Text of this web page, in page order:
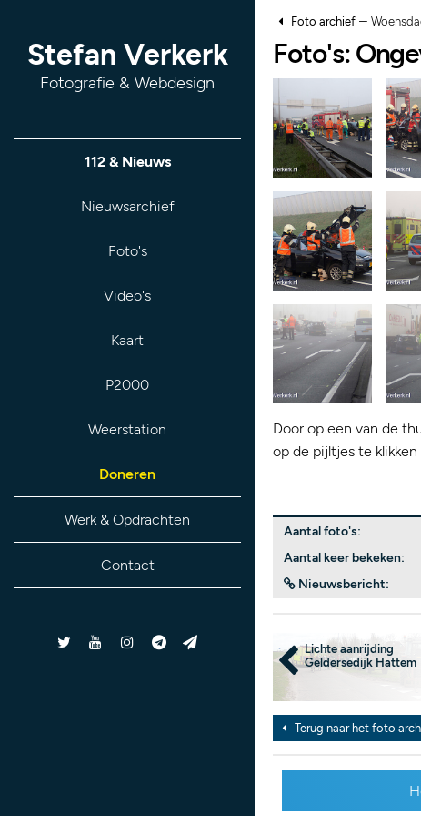
Stefan Verkerk
Fotografie & Webdesign
112 & Nieuws
Nieuwsarchief
Foto's
Video's
Kaart
P2000
Weerstation
Doneren
Werk & Opdrachten
Contact
Foto archief–
Foto's:
Door op een van de
op de pijltjes te
Aantal foto's:
Aantal keer bekeken:
Nieuwsbericht:
Lichte aanrijding
Geldersedijk Hattem
Terug naar het foto